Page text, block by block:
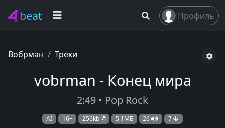
beat Профиль
Вобрман Треки
vobrman - Конец мира
2:49 • Pop Rock
AI 16+ 256kb 5,1МБ 26 7